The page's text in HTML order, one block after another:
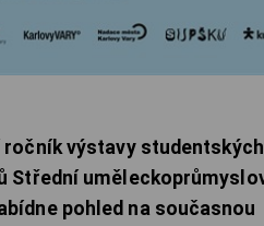
výstavy studentských
Střední
pohled na současnou